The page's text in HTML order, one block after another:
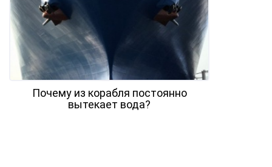
Почему из корабля постоянно
вытекает вода?